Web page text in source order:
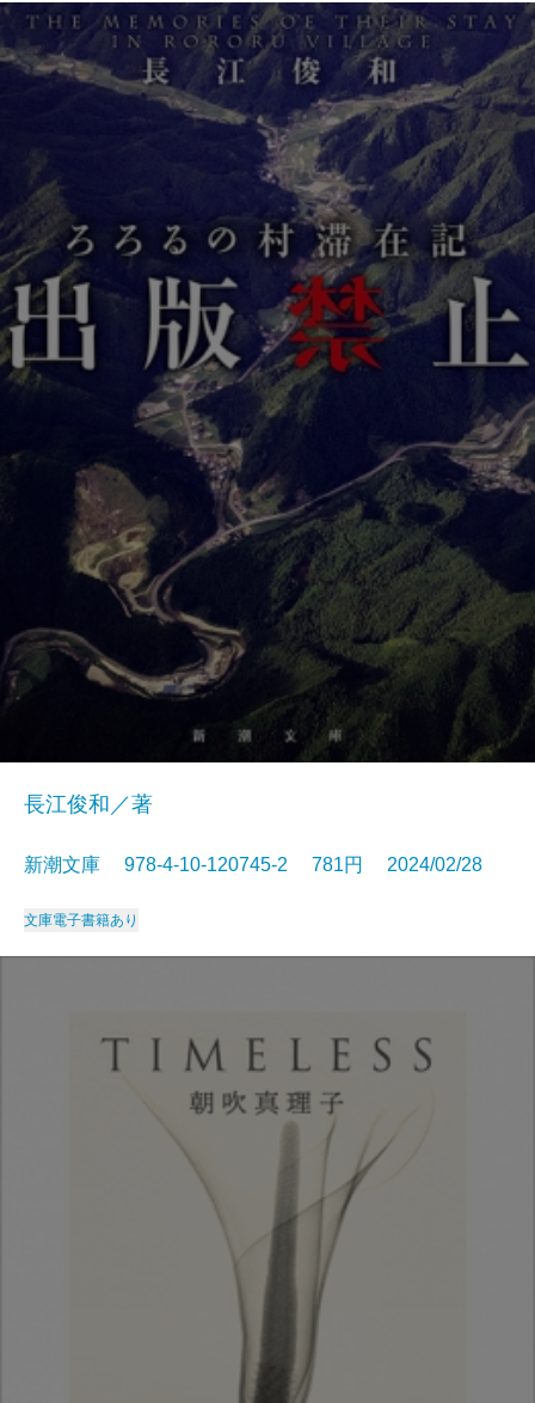
長江俊和／著
新潮文庫 978-4-10-120745-2 781円 2024/02/28
文庫電子書籍あり